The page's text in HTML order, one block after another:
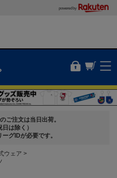
powered by
ご注文は当日出荷。
日は除く）
グIDが必要です。
ウェア